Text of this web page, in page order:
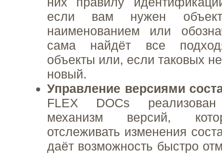
если вам нужен
наименованием или
сама найдёт все
объекты или, если таковых
новый.
Управление версиями
FLEX DOCs реализован
механизм версий,
отслеживать изменения
даёт возможность быстро